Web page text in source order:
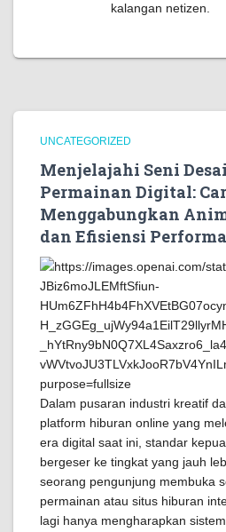
kalangan netizen.
UNCATEGORIZED
Menjelajahi Seni
Permainan Digital:
Menggabungkan
dan Efisiensi
Dalam pusaran industri kreatif
platform hiburan online yang
era digital saat ini, standar
bergeser ke tingkat yang jauh
seorang pengunjung membuka
permainan atau situs hiburan
lagi hanya mengharapkan